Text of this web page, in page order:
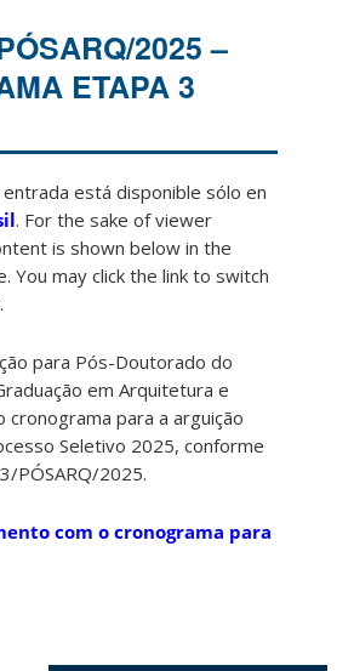
2025 –
ETAPA 3
está disponible sólo en
. For the sake of viewer
is shown below in the
You may click the link to switch
para Pós-Doutorado do
em Arquitetura e
cronograma para a arguição
Seletivo 2025, conforme
PÓSARQ/2025.
com o cronograma para